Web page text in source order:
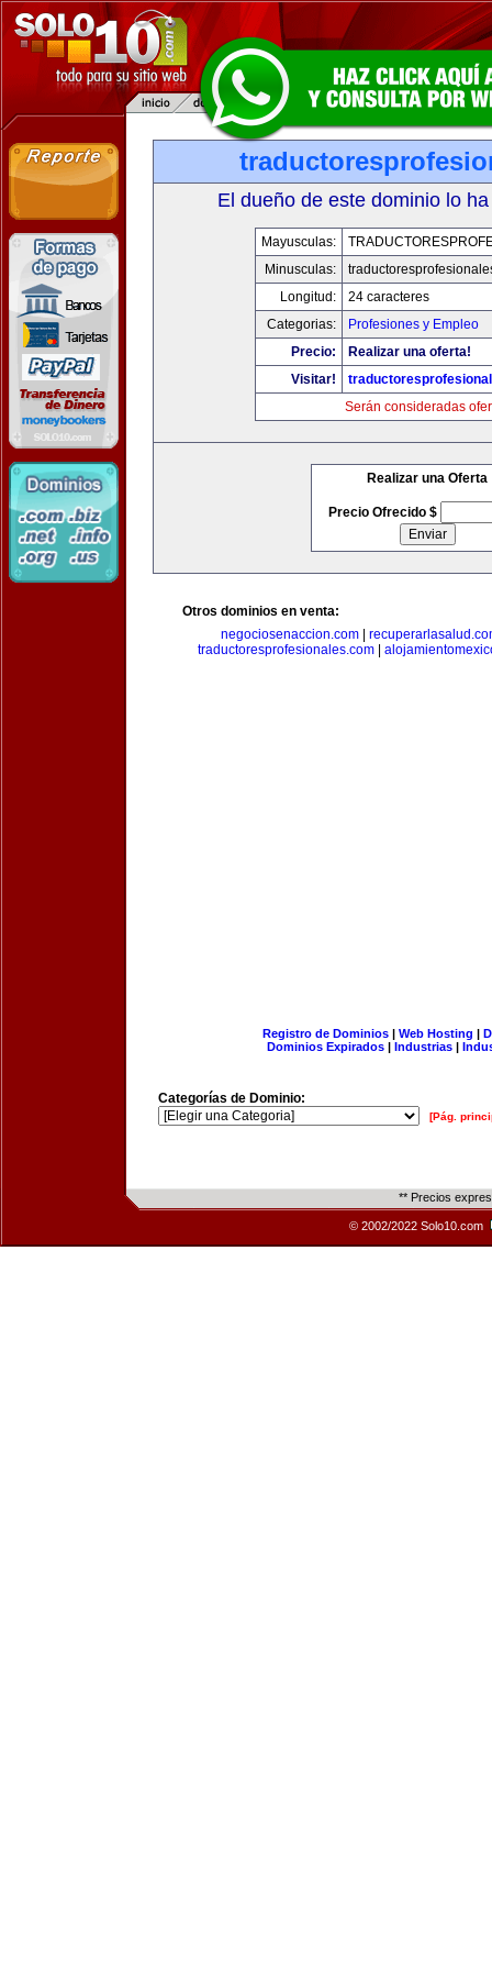
El dueño de este dominio lo
Mayusculas:
Minusculas:
Longitud:
24 caracteres
Categorias:
Profesiones y Empleo
Precio:
Realizar una oferta!
Visitar!
Serán consideradas
Realizar una Oferta
Precio Ofrecido $
Otros dominios en venta:
negociosenaccion.com|
traductoresprofesionales.com|
Registro de Dominios| Web Hosting |
Dominios Expirados | Industrias |
Categorías de Dominio:
[Pág.
** Precios
© 2002/2022 Solo10.com